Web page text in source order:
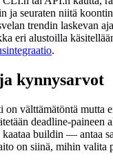
ja seuraten niitä
trendin laskevan
eri alustoilla
.
kynnysarvot
on välttämätöntä mutta
deadline-paineen
buildin — antaa
on siinä, mihin valita